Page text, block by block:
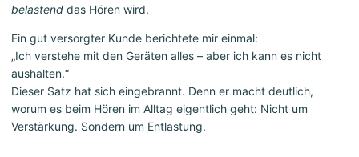
belastend das Hören wird.
Ein gut versorgter Kunde berichtete mir einmal:
„Ich verstehe mit den Geräten alles – aber ich kann es nicht
aushalten.“
Dieser Satz hat sich eingebrannt. Denn er macht deutlich,
worum es beim Hören im Alltag eigentlich geht: Nicht um
Verstärkung. Sondern um Entlastung.